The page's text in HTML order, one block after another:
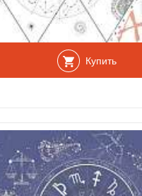
Купить